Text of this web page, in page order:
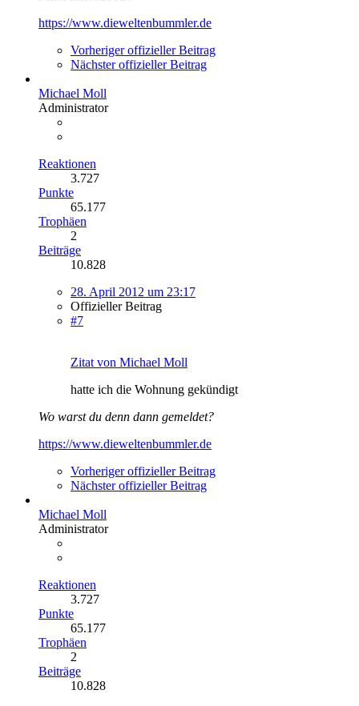
https://www.dieweltenbummler.de
Vorheriger offizieller Beitrag
Nächster offizieller Beitrag
Michael Moll
Administrator
Reaktionen
3.727
Punkte
65.177
Trophäen
2
Beiträge
10.828
28. April 2012 um 23:17
Offizieller Beitrag
#7
Zitat von Michael Moll
hatte ich die Wohnung gekündigt
Wo warst du denn dann gemeldet?
https://www.dieweltenbummler.de
Vorheriger offizieller Beitrag
Nächster offizieller Beitrag
Michael Moll
Administrator
Reaktionen
3.727
Punkte
65.177
Trophäen
2
Beiträge
10.828